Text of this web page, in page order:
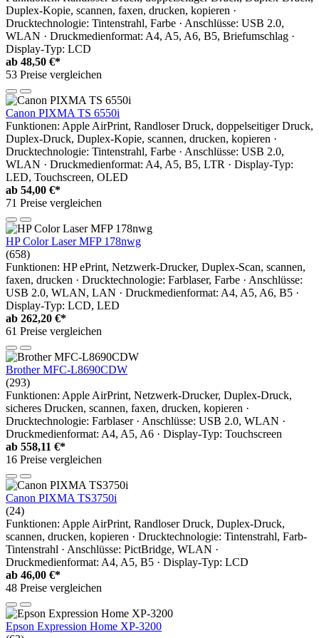
Duplex-Kopie, scannen, faxen, drucken, kopieren ·
Drucktechnologie: Tintenstrahl, Farbe · Anschlüsse: USB 2.0,
WLAN · Druckmedienformat: A4, A5, A6, B5, Briefumschlag ·
Display-Typ: LCD
ab 48,50 €*
53 Preise vergleichen
Canon PIXMA TS 6550i
Funktionen: Apple AirPrint, Randloser Druck, doppelseitiger Druck,
Duplex-Druck, Duplex-Kopie, scannen, drucken, kopieren ·
Drucktechnologie: Tintenstrahl, Farbe · Anschlüsse: USB 2.0,
WLAN · Druckmedienformat: A4, A5, B5, LTR · Display-Typ:
LED, Touchscreen, OLED
ab 54,00 €*
71 Preise vergleichen
HP Color Laser MFP 178nwg
(658)
Funktionen: HP ePrint, Netzwerk-Drucker, Duplex-Scan, scannen,
faxen, drucken · Drucktechnologie: Farblaser, Farbe · Anschlüsse:
USB 2.0, WLAN, LAN · Druckmedienformat: A4, A5, A6, B5 ·
Display-Typ: LCD, LED
ab 262,20 €*
61 Preise vergleichen
Brother MFC-L8690CDW
(293)
Funktionen: Apple AirPrint, Netzwerk-Drucker, Duplex-Druck,
sicheres Drucken, scannen, faxen, drucken, kopieren ·
Drucktechnologie: Farblaser · Anschlüsse: USB 2.0, WLAN ·
Druckmedienformat: A4, A5, A6 · Display-Typ: Touchscreen
ab 558,11 €*
16 Preise vergleichen
Canon PIXMA TS3750i
(24)
Funktionen: Apple AirPrint, Randloser Druck, Duplex-Druck,
scannen, drucken, kopieren · Drucktechnologie: Tintenstrahl, Farb-
Tintenstrahl · Anschlüsse: PictBridge, WLAN ·
Druckmedienformat: A4, A5, B5 · Display-Typ: LCD
ab 46,00 €*
48 Preise vergleichen
Epson Expression Home XP-3200